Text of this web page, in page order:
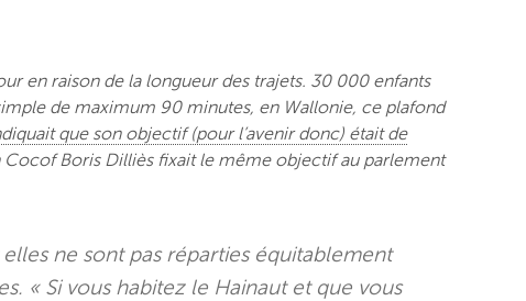
en raison de la longueur des trajets. 30 000 enfants
de maximum 90 minutes, en Wallonie, ce plafond
que son objectif (pour l’avenir donc) était de
Cocof Boris Dilliès fixait le même objectif au parlement
ne sont pas réparties équitablement
« Si vous habitez le Hainaut et que vous